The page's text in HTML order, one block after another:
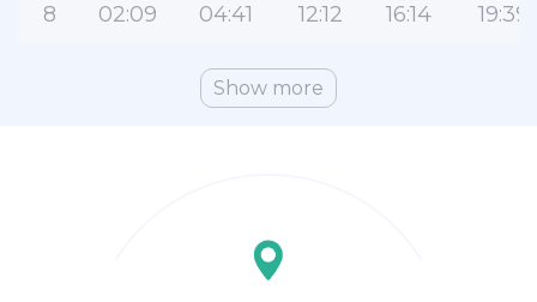
8 02:09 04:41 12:12 16:14 19:39
Show more